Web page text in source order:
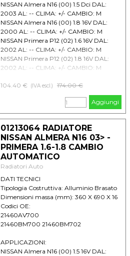
NISSAN Almera N16 (00) 1.5 Dci DAL:
2003 AL: -- CLIMA: +/- CAMBIO: M
NISSAN Almera N16 (00) 1.8 16V DAL:
2000 AL: -- CLIMA: +/- CAMBIO: M
NISSAN Primera P12 (02) 1.6 16V DAL:
2002 AL: -- CLIMA: +/- CAMBIO: M
NISSAN Primera P12 (02) 1.8 16V DAL:
2002 AL: -- CLIMA: +/- CAMBIO: M
104.40 € (IVA escl.) Prezzo senza sconto
174.00 €
Aggiungi
01213064 RADIATORE
NISSAN ALMERA N16 03> -
PRIMERA 1.6-1.8 CAMBIO
AUTOMATICO
Radiatori Auto
DATI TECNICI
Tipologia Costruttiva: Alluminio Brasato
Dimensioni massa (mm): 360 X 690 X 16
Codici OE:
21460AV700
21460BM700 21460BM702
APPLICAZIONI:
NISSAN Almera N16 (00) 1.5 16V DAL: